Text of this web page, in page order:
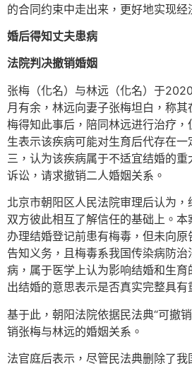
的合同约束中走出来，更好地实现经
婚后得知丈夫患病
法院判决撤销婚姻
张梅（化名）与林远（化名）于
月有余，林远向妻子张梅坦白，称
梅得知此事后，陪同林远进行治疗
生表示该疾病可能对生育后代存在
三，认为该疾病属于不适宜结婚的
诉讼，请求撤销二人婚姻关系。
北京市朝阳区人民法院审理后认为
双方彼此相互了解信任的基础上。
办理结婚登记前患有梅毒，但未向原
告知义务，且梅毒系我国传染病防
病，属于医学上认为影响结婚和生
出结婚的意思表示是否真实完整具有
基于此，朝阳法院依据民法典“可撤
销张梅与林远的婚姻关系。
法官庭后表示，尽管民法典删除了